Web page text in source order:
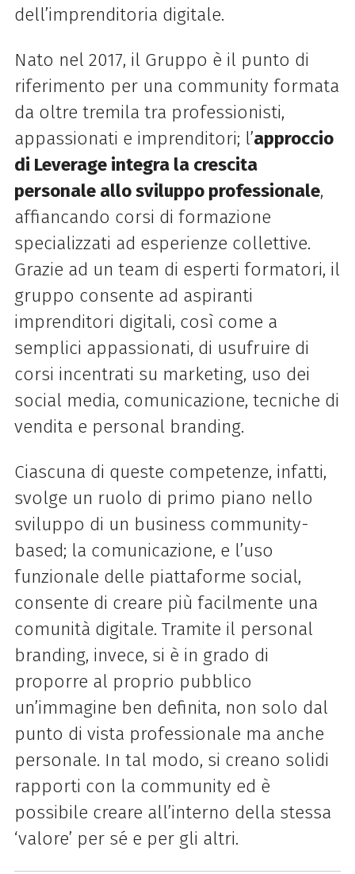
dell’imprenditoria digitale.
Nato nel 2017, il Gruppo è il punto di
riferimento per una community formata
da oltre tremila tra professionisti,
appassionati e imprenditori; l’approccio
di Leverage integra la crescita
personale allo sviluppo professionale,
affiancando corsi di formazione
specializzati ad esperienze collettive.
Grazie ad un team di esperti formatori, il
gruppo consente ad aspiranti
imprenditori digitali, così come a
semplici appassionati, di usufruire di
corsi incentrati su marketing, uso dei
social media, comunicazione, tecniche di
vendita e personal branding.
Ciascuna di queste competenze, infatti,
svolge un ruolo di primo piano nello
sviluppo di un business community-
based; la comunicazione, e l’uso
funzionale delle piattaforme social,
consente di creare più facilmente una
comunità digitale. Tramite il personal
branding, invece, si è in grado di
proporre al proprio pubblico
un’immagine ben definita, non solo dal
punto di vista professionale ma anche
personale. In tal modo, si creano solidi
rapporti con la community ed è
possibile creare all’interno della stessa
‘valore’ per sé e per gli altri.